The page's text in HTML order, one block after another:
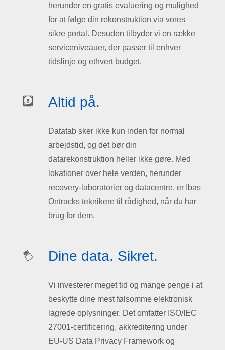
herunder en gratis evaluering og mulighed
for at følge din rekonstruktion via vores
sikre portal. Desuden tilbyder vi en række
serviceniveauer, der passer til enhver
tidslinje og ethvert budget.
Altid på.
Datatab sker ikke kun inden for normal
arbejdstid, og det bør din
datarekonstruktion heller ikke gøre. Med
lokationer over hele verden, herunder
recovery-laboratorier og datacentre, er Ibas
Ontracks teknikere til rådighed, når du har
brug for dem.
Dine data. Sikret.
Vi investerer meget tid og mange penge i at
beskytte dine mest følsomme elektronisk
lagrede oplysninger. Det omfatter ISO/IEC
27001-certificering, akkreditering under
EU-US Data Privacy Framework og